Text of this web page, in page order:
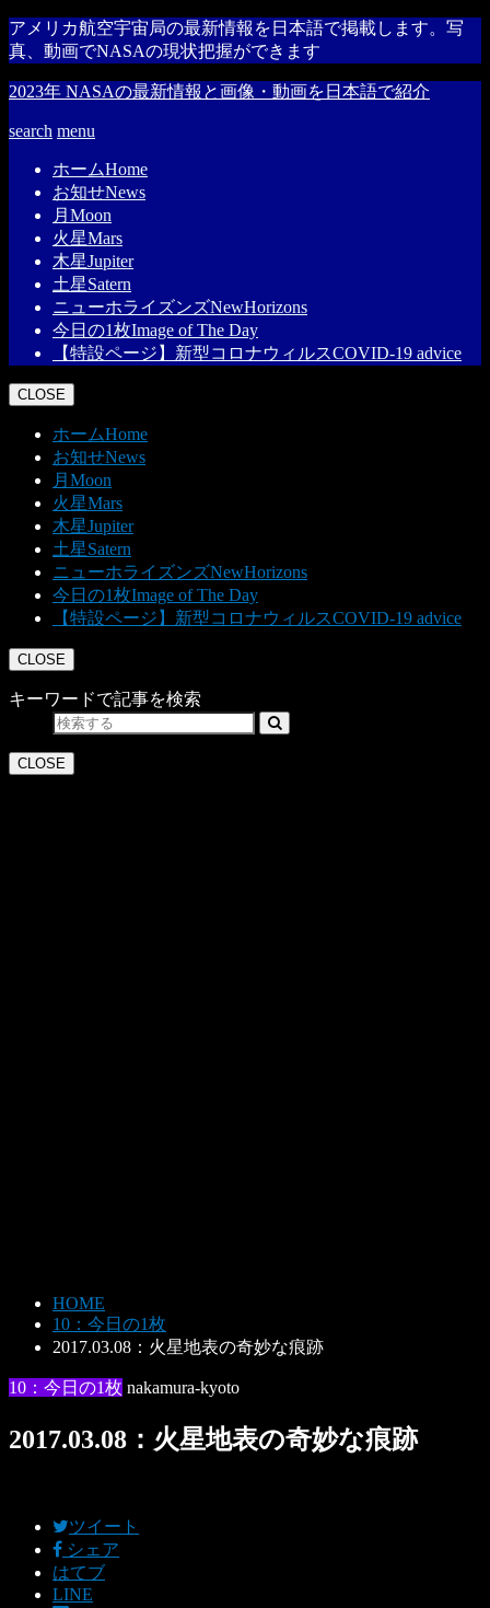
アメリカ航空宇宙局の最新情報を日本語で掲載します。写
真、動画でNASAの現状把握ができます
2023年 NASAの最新情報と画像・動画を日本語で紹介
search menu
ホームHome
お知せNews
月 Moon
火星Mars
木星Jupiter
土星Satern
ニューホライズンズNewHorizons
今日の1枚Image of The Day
【特設ページ】新型コロナウィルスCOVID-19 advice
CLOSE
ホームHome
お知せNews
月 Moon
火星Mars
木星Jupiter
土星Satern
ニューホライズンズNewHorizons
今日の1枚Image of The Day
【特設ページ】新型コロナウィルスCOVID-19 advice
CLOSE
キーワードで記事を検索
CLOSE
HOME
10：今日の1枚
2017.03.08：火星地表の奇妙な痕跡
10：今日の1枚 nakamura-kyoto
2017.03.08：火星地表の奇妙な痕跡
ツイート
シェア
はてブ
LINE